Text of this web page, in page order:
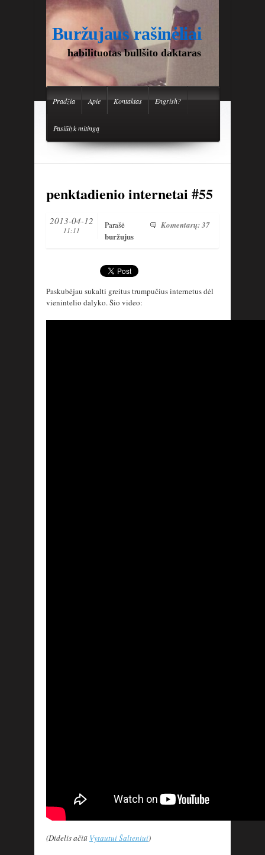
Buržujaus rašinėliai
habilituotas bullšito daktaras
Pradžia Apie Kontaktas Engrish?
Pasiūlyk mitingą
penktadienio internetai #55
2013-04-12
11:11
Komentarų: 37
Parašė
buržujus
Paskubėjau sukalti greitus trumpučius internetus dėl
vienintelio dalyko. Šio video:
(Didelis ačiū Vytautui Šalteniui)